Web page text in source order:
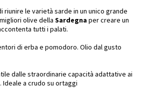
riunire le varietà sarde in un unico grande
olive della Sardegna per creare un
tutti i palati.
di erba e pomodoro. Olio dal gusto
dalle straordinarie capacità adattative ai
a crudo su ortaggi